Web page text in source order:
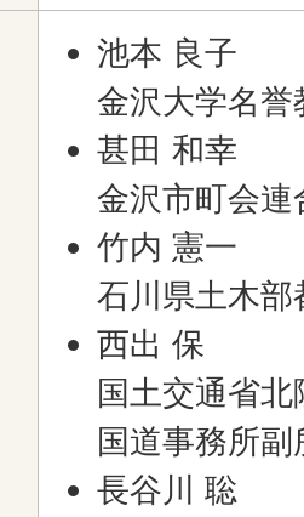
池本 良子
金沢大学名誉
甚田 和幸
金沢市町会
竹内 憲一
石川県土木
西出 保
国土交通省
国道事務所副
長谷川 聡